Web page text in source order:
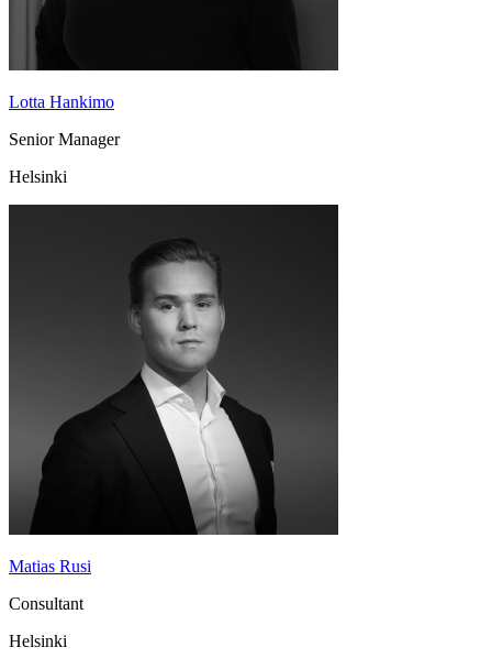
Lotta Hankimo
Senior Manager
Helsinki
Matias Rusi
Consultant
Helsinki